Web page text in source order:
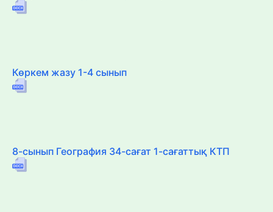
Көркем жазу 1-4 сынып
8-сынып География 34-сағат 1-сағаттық КТП